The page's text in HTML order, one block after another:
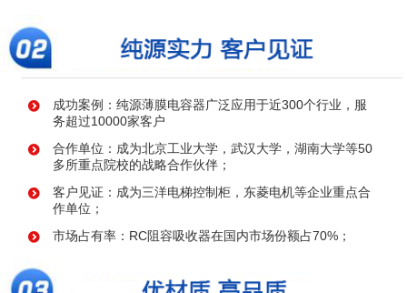
成功案例：纯源薄膜电容器广泛应用于近300个行业，服
务超过10000家客户
合作单位：成为北京工业大学，武汉大学，湖南大学等50
多所重点院校的战略合作伙伴；
客户见证：成为三洋电梯控制柜，东菱电机等企业重点合
作单位；
市场占有率：RC阻容吸收器在国内市场份额占70%；